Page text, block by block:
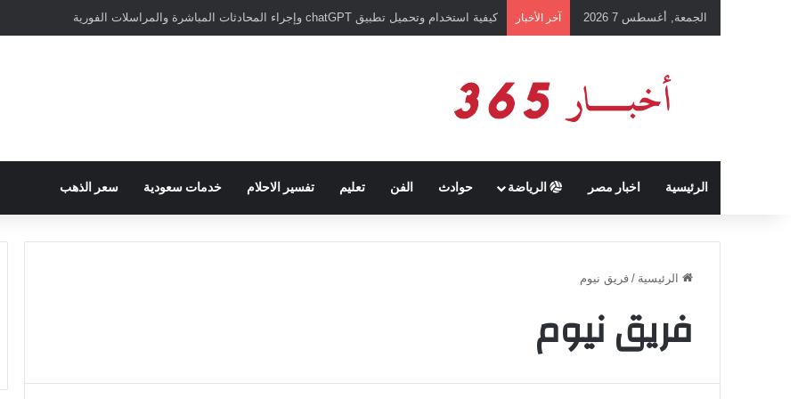
الجمعة, أغسطس 7 2026 آخر الأخبار رئيس نادي طرابزون سبور يؤكد على أهمية دور تريزيجيه في حسم صفقة محمد صلاح
الرئيسية اخبار مصر الرياضة حوادث الفن تعليم تفسير الاحلام خدمات سعودية سعر الذهب
الرئيسية / فريق نيوم
فريق نيوم